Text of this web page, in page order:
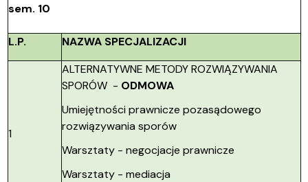
sem. 10
L.P. NAZWA SPECJALIZACJI
1
ALTERNATYWNE METODY ROZWIĄZYWANIA
SPORÓW - ODMOWA
Umiejętności prawnicze pozasądowego
rozwiązywania sporów
Warsztaty - negocjacje prawnicze
Warsztaty - mediacja